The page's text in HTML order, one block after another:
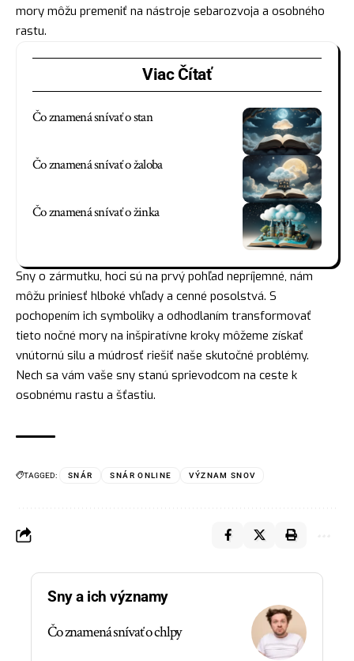
mory môžu premeniť na nástroje sebarozvoja a osobného
rastu.
Viac Čítať
Čo znamená snívať o stan
Čo znamená snívať o žaloba
Čo znamená snívať o žinka
Sny o zármutku, hoci sú na prvý pohľad nepríjemné, nám
môžu priniesť hlboké vhľady a cenné posolstvá. S
pochopením ich symboliky a odhodlaním transformovať
tieto nočné mory na inšpiratívne kroky môžeme získať
vnútornú silu a múdrosť riešiť naše skutočné problémy.
Nech sa vám vaše sny stanú sprievodcom na ceste k
osobnému rastu a šťastiu.
TAGGED: SNÁR SNÁR ONLINE VÝZNAM SNOV
Sny a ich významy
Čo znamená snívať o chlpy